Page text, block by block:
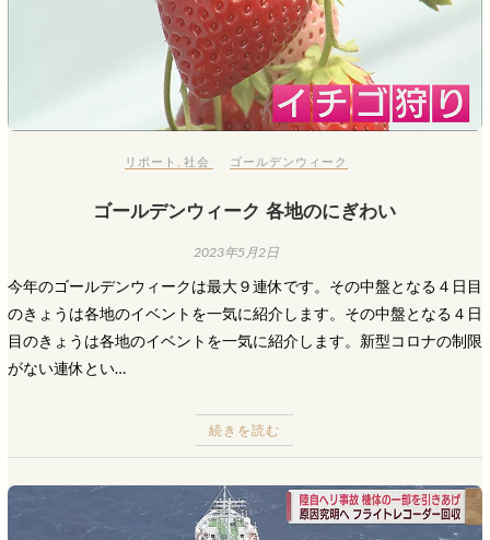
リポート ,社会 ゴールデンウィーク
ゴールデンウィーク 各地のにぎわい
2023年5月2日
今年のゴールデンウィークは最大９連休です。その中盤となる４日目
のきょうは各地のイベントを一気に紹介します。その中盤となる４日
目のきょうは各地のイベントを一気に紹介します。新型コロナの制限
がない連休とい…
続きを読む